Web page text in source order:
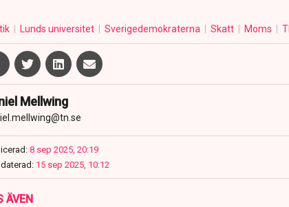
Lunds universitet Sverigedemokraterna Skatt Moms
Mellwing
8 sep 2025, 20:19
15 sep 2025, 10:12
ÄVEN